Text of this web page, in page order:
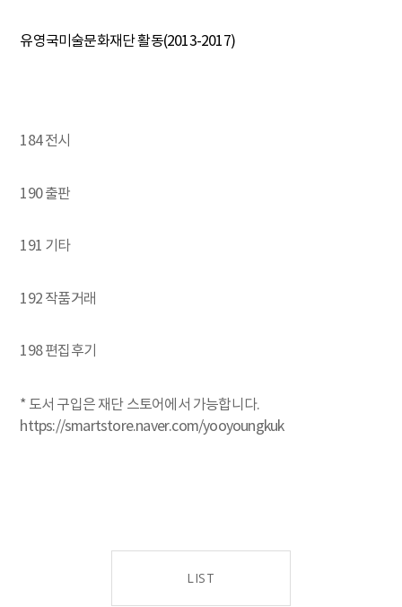
유영국미술문화재단 활동(2013-2017)
184 전시
190 출판
191 기타
192 작품거래
198 편집후기
* 도서 구입은 재단 스토어에서 가능합니다.
https://smartstore.naver.com/yooyoungkuk
LIST